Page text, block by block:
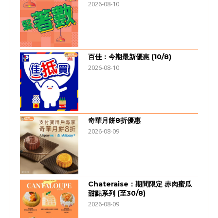
2026-08-10
百佳：今期最新優惠 (10/8)
2026-08-10
奇華月餅8折優惠
2026-08-09
Chateraise：期間限定 赤肉蜜瓜
甜點系列 (至30/8)
2026-08-09